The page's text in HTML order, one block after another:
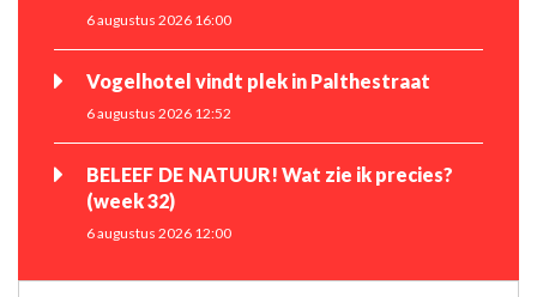
6 augustus 2026 16:00
Vogelhotel vindt plek in Palthestraat
6 augustus 2026 12:52
BELEEF DE NATUUR! Wat zie ik precies?
(week 32)
6 augustus 2026 12:00